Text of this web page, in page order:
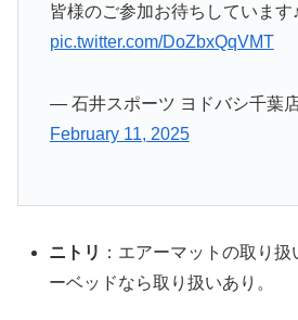
皆様のご参加お待ちしています
pic.twitter.com/DoZbxQqVMT
— 石井スポーツ ヨドバシ千葉
February 11, 2025
ニトリ ：エアーマットの取り
ーベッドなら取り扱いあり。